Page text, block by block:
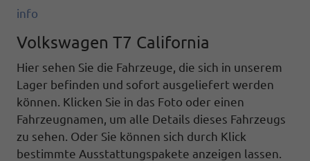
info
Volkswagen T7 California
Hier sehen Sie die Fahrzeuge, die sich in unserem
Lager befinden und sofort ausgeliefert werden
können. Klicken Sie in das Foto oder einen
Fahrzeugnamen, um alle Details dieses Fahrzeugs
zu sehen. Oder Sie können sich durch Klick
bestimmte Ausstattungspakete anzeigen lassen.